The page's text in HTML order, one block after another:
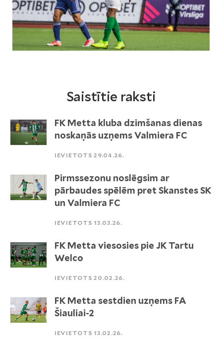
Saistītie raksti
FK Metta kluba dzimšanas dienas
noskaņās uzņems Valmiera FC
IEVIETOTS 29.04.26.
Pirmssezonu noslēgsim ar
pārbaudes spēlēm pret Skanstes SK
un Valmiera FC
IEVIETOTS 13.03.26.
FK Metta viesosies pie JK Tartu
Welco
IEVIETOTS 20.02.26.
FK Metta sestdien uzņems FA
Šiauliai-2
IEVIETOTS 13.02.26.